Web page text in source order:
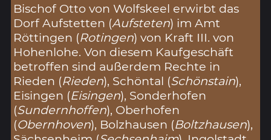
Bischof Otto von Wolfskeel erwirbt das
Dorf Aufstetten (Aufsteten) im Amt
Röttingen (Rotingen) von Kraft III. von
Hohenlohe. Von diesem Kaufgeschäft
betroffen sind außerdem Rechte in
Rieden (Rieden), Schöntal (Schönstain),
Eisingen (Eisingen), Sonderhofen
(Sundernhoffen), Oberhofen
(Obernhoven), Bolzhausen (Boltzhausen),